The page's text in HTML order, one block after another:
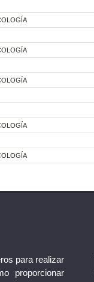
para realizar
proporcionar